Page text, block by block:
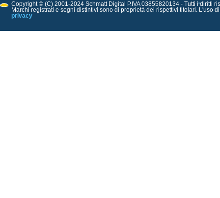
Copyright © (C) 2001-2024 Schmatt Digital P.IVA 03855820134 - Tutti i diritti
Marchi registrati e segni distintivi sono di proprietà dei rispettivi titolari. L'uso
privacy